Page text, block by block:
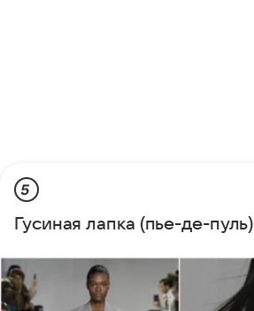
5
Гусиная лапка (пье-де-пуль)